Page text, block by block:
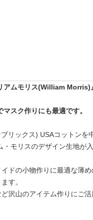
アムモリス(William Morris)
スク作りにも最適です。
リックス) USAコットンを
・モリスのデザイン生地が
ドの小物作りに最適な薄
す。
沢山のアイテム作りにご活